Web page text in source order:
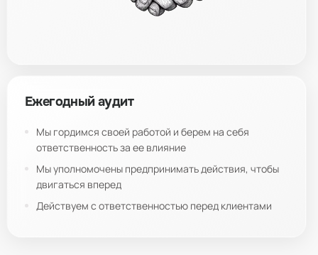
Ежегодный аудит
Мы гордимся своей работой и берем на себя
ответственность за ее влияние
Мы уполномочены предпринимать действия, чтобы
двигаться вперед
Действуем с ответственностью перед клиентами